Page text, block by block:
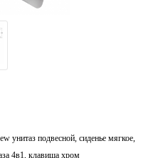
унитаз подвесной, сиденье мягкое,
4в1, клавиша хром